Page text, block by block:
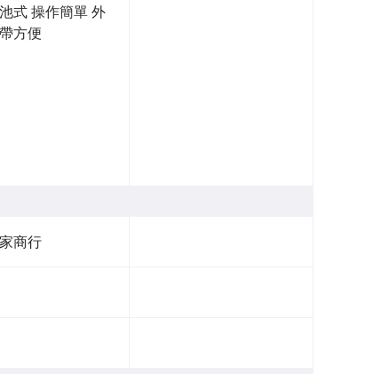
式 操作簡單 外
方便
商行